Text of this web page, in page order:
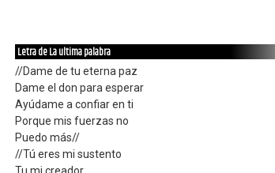
Letra de La ultima palabra
//Dame de tu eterna paz
Dame el don para esperar
Ayúdame a confiar en ti
Porque mis fuerzas no
Puedo más//
//Tú eres mi sustento